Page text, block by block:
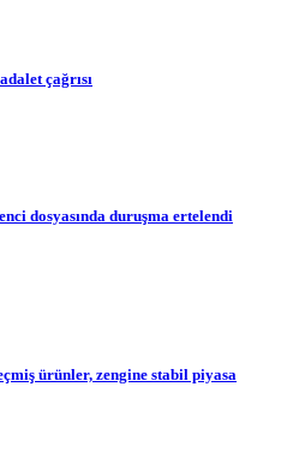
çağrısı
dosyasında duruşma ertelendi
ürünler, zengine stabil piyasa